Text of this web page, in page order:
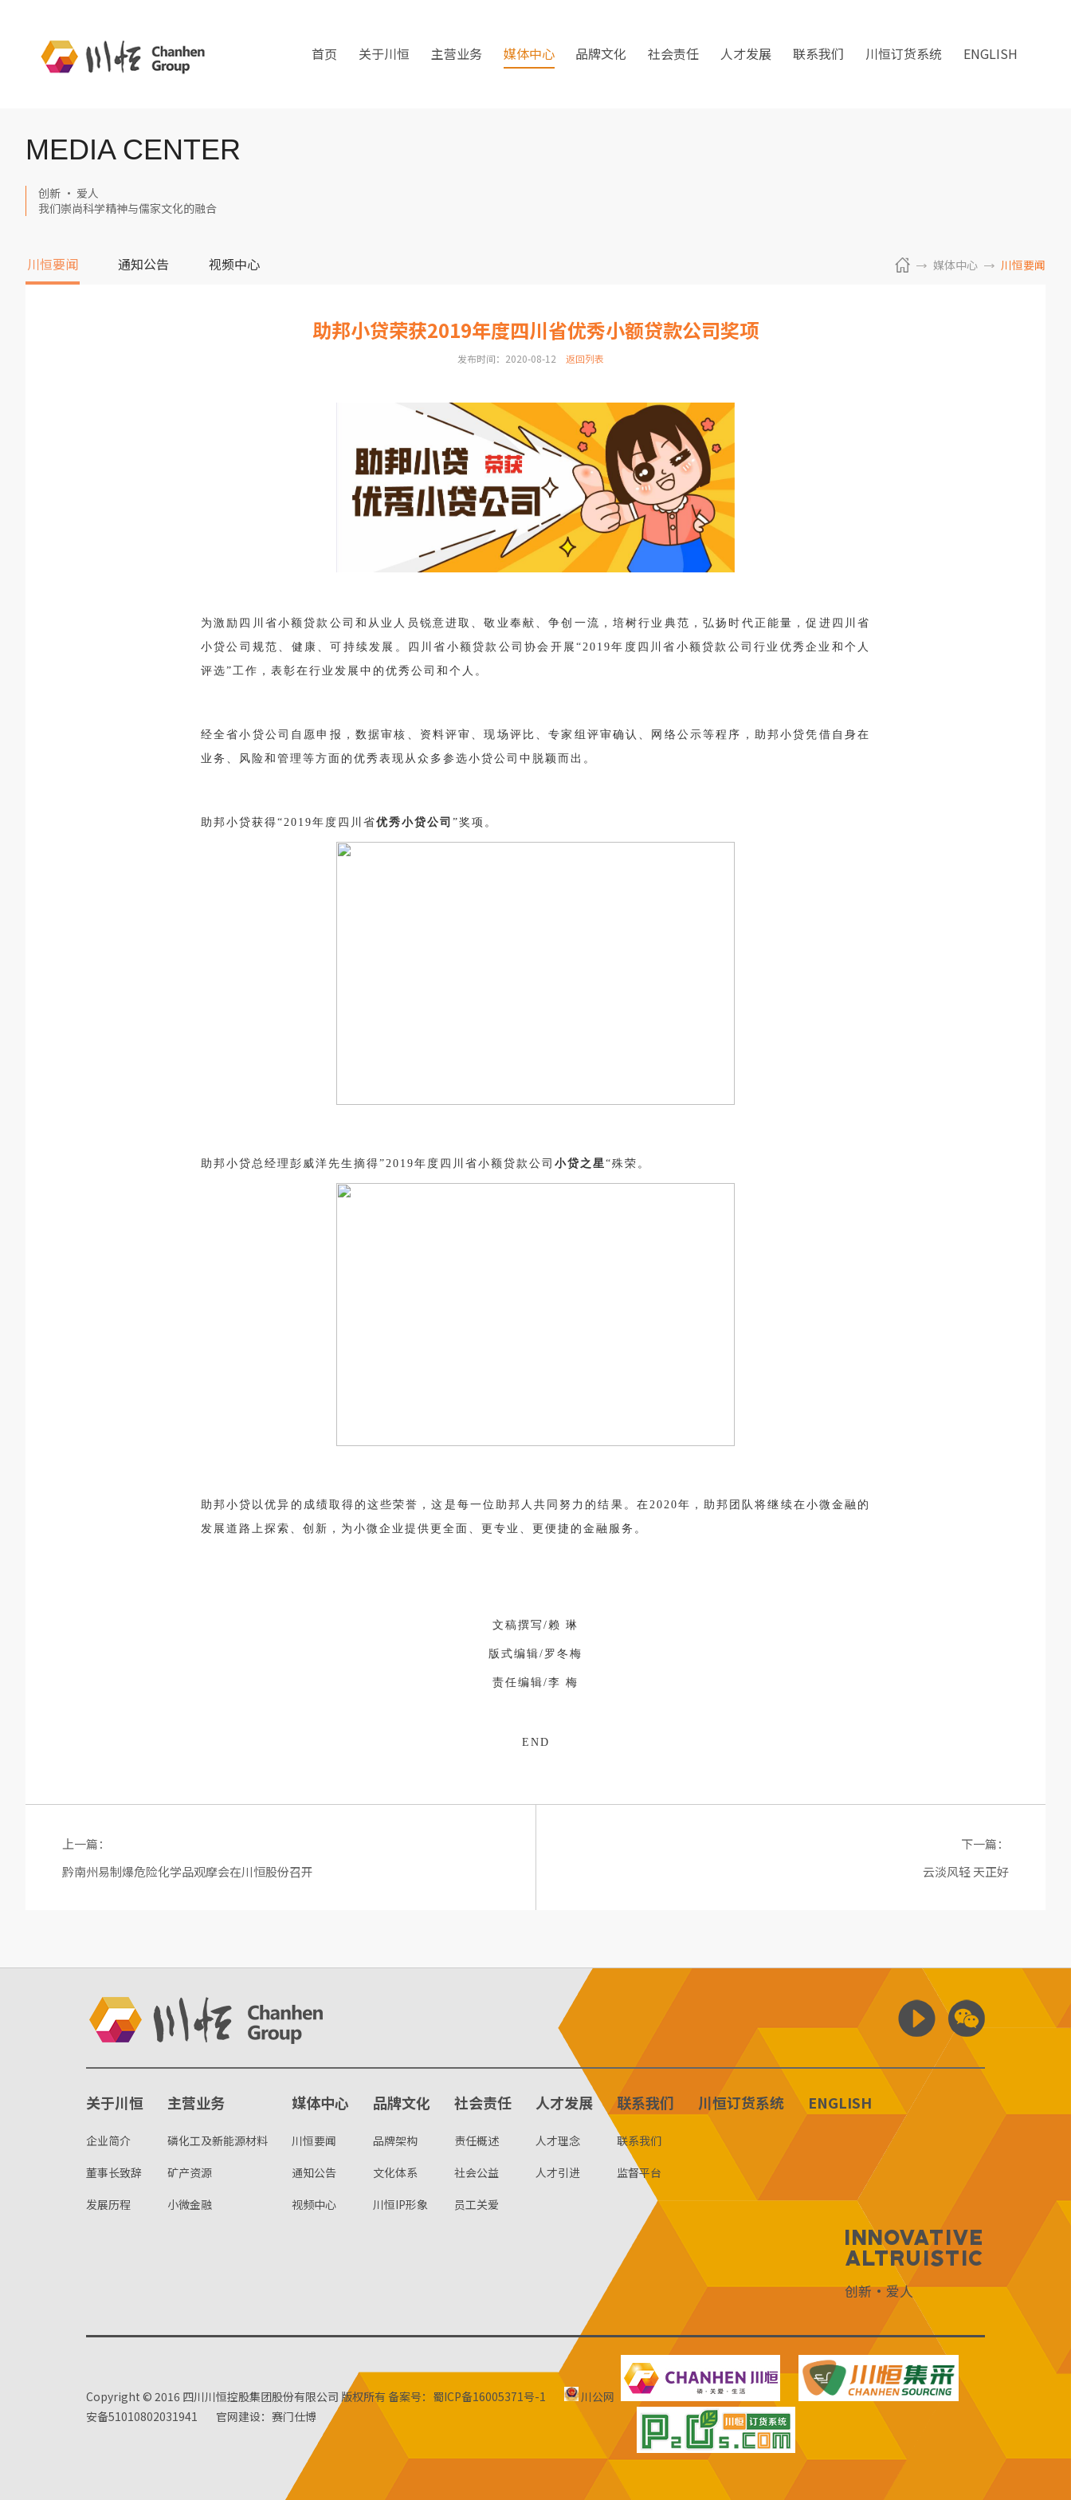
首页 关于川恒 主营业务 媒体中心 品牌文化 社会责任 人才发展 联系我们 川恒订货系统 ENGLISH
MEDIA CENTER
创新 · 爱人
我们崇尚科学精神与儒家文化的融合
川恒要闻 通知公告 视频中心 媒体中心 川恒要闻
助邦小贷荣获2019年度四川省优秀小额贷款公司奖项
发布时间：2020-08-12 返回列表
为激励四川省小额贷款公司和从业人员锐意进取、敬业奉献、争创一流，培树行业典范，弘扬时代正能量，促进四川省
小贷公司规范、健康、可持续发展。四川省小额贷款公司协会开展“2019年度四川省小额贷款公司行业优秀企业和个人
评选”工作，表彰在行业发展中的优秀公司和个人。
经全省小贷公司自愿申报，数据审核、资料评审、现场评比、专家组评审确认、网络公示等程序，助邦小贷凭借自身在
业务、风险和管理等方面的优秀表现从众多参选小贷公司中脱颖而出。
助邦小贷获得“2019年度四川省优秀小贷公司 ”奖项。
助邦小贷总经理彭威洋先生摘得”2019年度四川省小额贷款公司 小贷之星“殊荣。
助邦小贷以优异的成绩取得的这些荣誉，这是每一位助邦人共同努力的结果。在2020年，助邦团队将继续在小微金融的
发展道路上探索、创新，为小微企业提供更全面、更专业、更便捷的金融服务。
文稿撰写/赖 琳
版式编辑/罗冬梅
责任编辑/李 梅
END
上一篇：
黔南州易制爆危险化学品观摩会在川恒股份召开
下一篇：
云淡风轻 天正好
关于川恒
企业简介
董事长致辞
发展历程
主营业务
磷化工及新能源材料
矿产资源
小微金融
媒体中心
川恒要闻
通知公告
视频中心
品牌文化
品牌架构
文化体系
川恒IP形象
社会责任
责任概述
社会公益
员工关爱
人才发展
人才理念
人才引进
联系我们
联系我们
监督平台
川恒订货系统 ENGLISH
Innovative
Altruistic
创新·爱人
Copyright © 2016 四川川恒控股集团股份有限公司 版权所有 备案号：蜀ICP备16005371号-1
川公网
安备51010802031941
官网建设：赛门仕博